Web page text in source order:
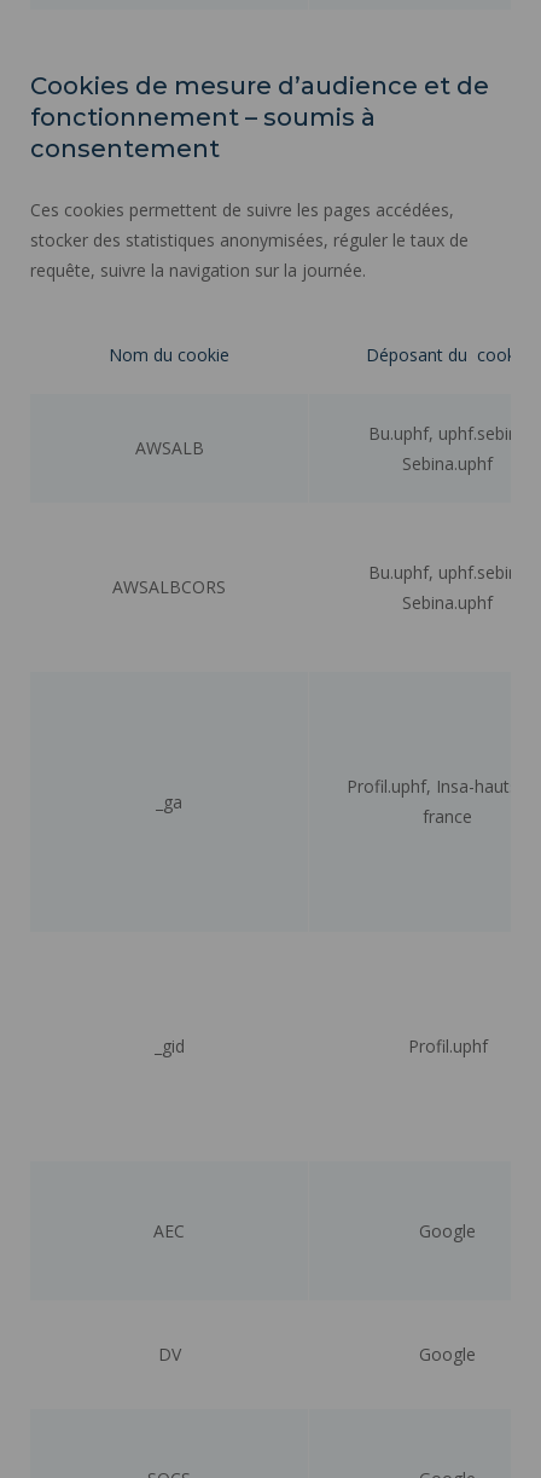
Cookies de mesure d’audience et de
fonctionnement – soumis à
consentement
Ces cookies permettent de suivre les pages accédées,
stocker des statistiques anonymisées, réguler le taux de
requête, suivre la navigation sur la journée.
Nom du cookie Déposant du cookie
AWSALB
Bu.uphf, uphf.sebina
Sebina.uphf
AWSALBCORS
Bu.uphf, uphf.sebina
Sebina.uphf
_ga
Profil.uphf, Insa-hauts-
france
_gid Profil.uphf
AEC Google
DV Google